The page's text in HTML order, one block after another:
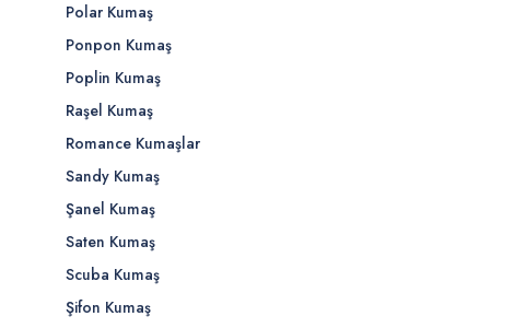
Polar Kumaş
Ponpon Kumaş
Poplin Kumaş
Raşel Kumaş
Romance Kumaşlar
Sandy Kumaş
Şanel Kumaş
Saten Kumaş
Scuba Kumaş
Şifon Kumaş